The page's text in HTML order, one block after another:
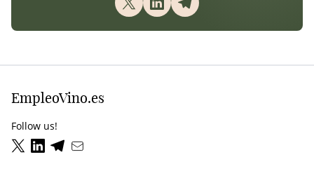
EmpleoVino.es
Follow us!